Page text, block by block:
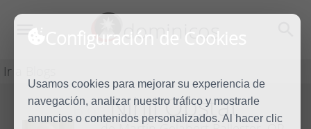
Configuración de Cookies
Usamos cookies para mejorar su experiencia de
navegación, analizar nuestro tráfico y mostrarle
anuncios o contenidos personalizados. Al hacer clic
dominicos
Ir a Blogs
BlogNihil Obstat